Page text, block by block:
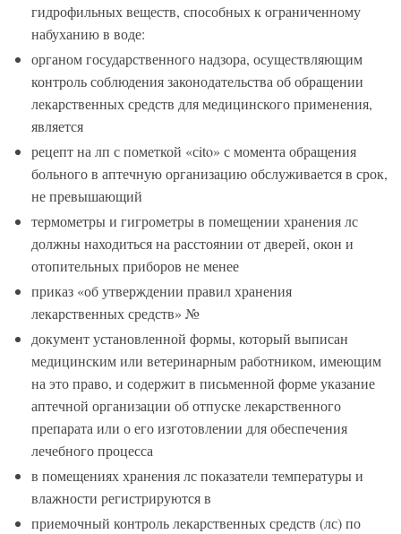
гидрофильных веществ, способных к ограниченному
набуханию в воде:
органом государственного надзора, осуществляющим
контроль соблюдения законодательства об обращении
лекарственных средств для медицинского применения,
является
рецепт на лп с пометкой «сito» с момента обращения
больного в аптечную организацию обслуживается в срок,
не превышающий
термометры и гигрометры в помещении хранения лс
должны находиться на расстоянии от дверей, окон и
отопительных приборов не менее
приказ «об утверждении правил хранения
лекарственных средств» №
документ установленной формы, который выписан
медицинским или ветеринарным работником, имеющим
на это право, и содержит в письменной форме указание
аптечной организации об отпуске лекарственного
препарата или о его изготовлении для обеспечения
лечебного процесса
в помещениях хранения лс показатели температуры и
влажности регистрируются в
приемочный контроль лекарственных средств (лс) по